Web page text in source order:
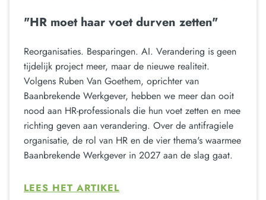
"HR moet haar voet durven zetten"
Reorganisaties. Besparingen. AI. Verandering is geen
tijdelijk project meer, maar de nieuwe realiteit.
Volgens Ruben Van Goethem, oprichter van
Baanbrekende Werkgever, hebben we meer dan ooit
nood aan HR-professionals die hun voet zetten en mee
richting geven aan verandering. Over de antifragiele
organisatie, de rol van HR en de vier thema's waarmee
Baanbrekende Werkgever in 2027 aan de slag gaat.
LEES HET ARTIKEL